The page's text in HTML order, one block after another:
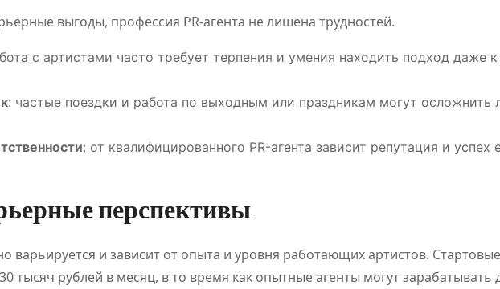
выгоды, профессия PR-агента не лишена трудностей.
с артистами часто требует терпения и умения находить подход даже
: частые поездки и работа по выходным или праздникам могут осложнить
: от квалифицированного PR-агента зависит репутация и успех
перспективы
варьируется и зависит от опыта и уровня работающих артистов. Стартовые
тысяч рублей в месяц, в то время как опытные агенты могут зарабатывать